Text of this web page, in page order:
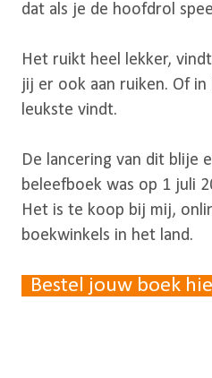
dat als je de hoofdrol
Het ruikt heel lekker,
jij er ook aan ruiken. Of
leukste vindt.
De lancering van dit blije
beleefboek was op 1 juli
Het is te koop bij mij,
boekwinkels in het land.
Bestel jouw boek